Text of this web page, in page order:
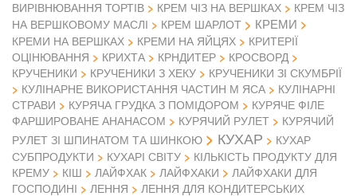
ВИРІВНЮВАННЯ ТОРТІВ
КРЕМ ЧІЗ НА ВЕРШКАХ
КРЕМ ЧІЗ
НА ВЕРШКОВОМУ МАСЛІ
КРЕМ ШАРЛОТ КРЕМИ
КРЕМИ НА ВЕРШКАХ КРЕМИ НА ЯЙЦЯХ
КРИТЕРІЇ
ОЦІНЮВАННЯ
КРИХТА КРНДИТЕР
КРОСВОРД
КРУЧЕНИКИ
КРУЧЕНИКИ З ХЕКУ
КРУЧЕНИКИ ЗІ СКУМБРІЇ
КУЛІНАРНЕ ВИКОРИСТАННЯ ЧАСТИН М ЯСА
КУЛІНАРНІ
СТРАВИ
КУРЯЧА ГРУДКА З ПОМІДОРОМ
КУРЯЧЕ ФІЛЕ
ФАРШИРОВАНЕ АНАНАСОМ
КУРЯЧИЙ РУЛЕТ
КУРЯЧИЙ
РУЛЕТ ЗІ ШПИНАТОМ ТА ШИНКОЮ
КУХАР
КУХАР
СУБПРОДУКТИ
КУХАРІ СВІТУ
КІЛЬКІСТЬ ПРОДУКТУ ДЛЯ
КРЕМУ
КІШ ЛАЙФХАК ЛАЙФХАКИ
ЛАЙФХАКИ ДЛЯ
ГОСПОДИНІ
ЛЕННЯ
ЛЕННЯ ДЛЯ КОНДИТЕРСЬКИХ